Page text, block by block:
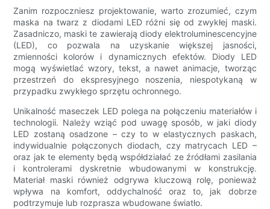
Zanim rozpoczniesz projektowanie, warto zrozumieć, czym
maska ​​na twarz z diodami LED różni się od zwykłej maski.
Zasadniczo, maski te zawierają diody elektroluminescencyjne
(LED), co pozwala na uzyskanie większej jasności,
zmienności kolorów i dynamicznych efektów. Diody LED
mogą wyświetlać wzory, tekst, a nawet animacje, tworząc
przestrzeń do ekspresyjnego noszenia, niespotykaną w
przypadku zwykłego sprzętu ochronnego.
Unikalność maseczek LED polega na połączeniu materiałów i
technologii. Należy wziąć pod uwagę sposób, w jaki diody
LED zostaną osadzone – czy to w elastycznych paskach,
indywidualnie połączonych diodach, czy matrycach LED –
oraz jak te elementy będą współdziałać ze źródłami zasilania
i kontrolerami dyskretnie wbudowanymi w konstrukcję.
Materiał maski również odgrywa kluczową rolę, ponieważ
wpływa na komfort, oddychalność oraz to, jak dobrze
podtrzymuje lub rozprasza wbudowane światło.